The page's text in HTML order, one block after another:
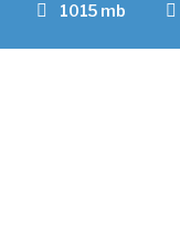
1015 mb